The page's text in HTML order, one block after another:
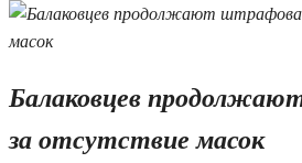
Балаковцев
за отсутствие масок